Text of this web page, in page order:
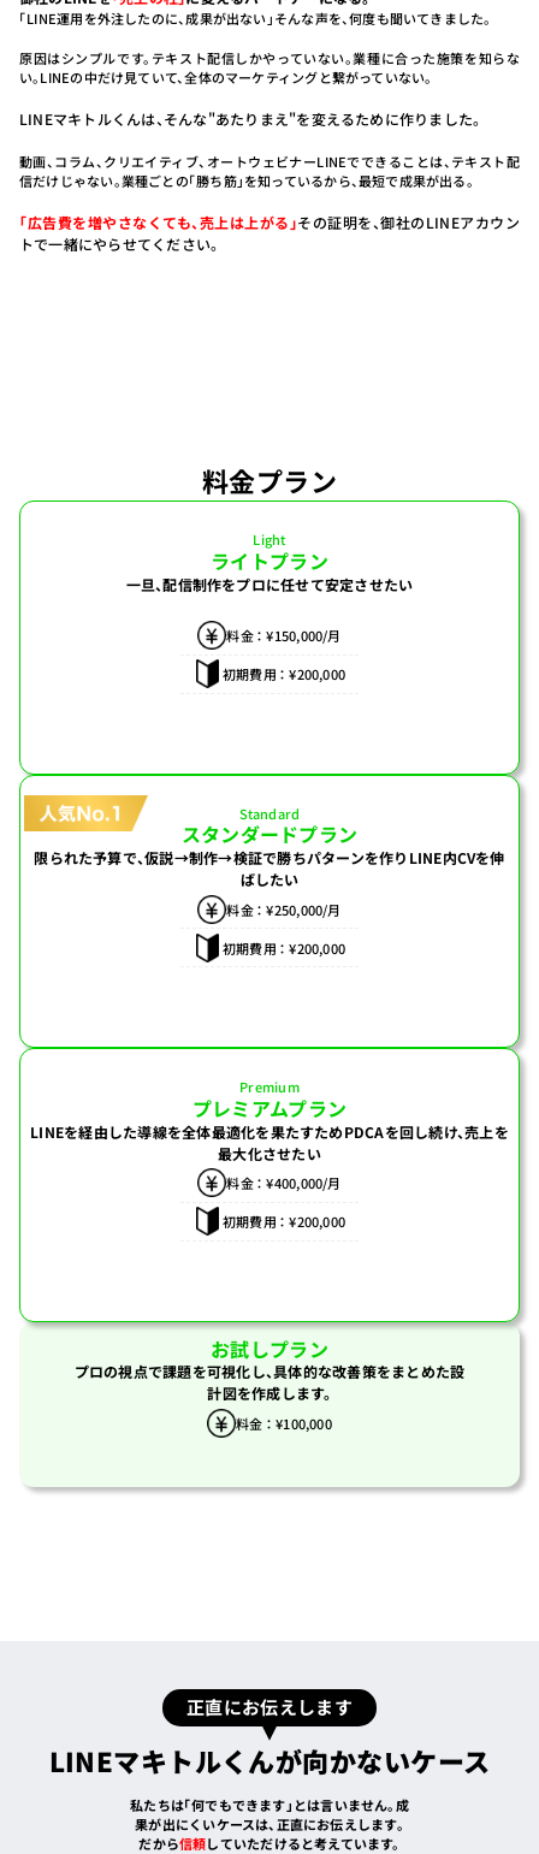
「LINE運用を外注したのに、成果が出ない」そんな声を、何度も聞いてきました。
原因はシンプルです。 テキスト配信しかやっていない。業種に合った施策を知らな
い。LINEの中だけ見ていて、全体のマーケティングと繋がっていない。
LINEマキトルくんは、そんな"あたりまえ"を変えるために作りました。
動画、コラム、クリエイティブ、オートウェビナーLINEでできることは、テキスト配
信だけじゃない。業種ごとの「勝ち筋」を知っているから、最短で成果が出る。
「広告費を増やさなくても、売上は上がる」その証明を、御社のLINEアカウン
トで一緒にやらせてください。
料金プラン
Light
ライトプラン
一旦、配信制作をプロに任せて安定させたい
料金 ： ¥150,000/月
初期費用 ： ¥200,000
Standard
スタンダードプラン
限られた予算で、仮説→制作→検証で勝ちパターンを作り LINE内CVを伸
ばしたい
料金 ： ¥250,000/月
初期費用 ： ¥200,000
Premium
プレミアムプラン
LINEを経由した導線を全体最適化を果たすためPDCAを回し続け、売上を
最大化させたい
料金 ： ¥400,000/月
初期費用 ： ¥200,000
お試しプラン
プロの視点で課題を可視化し、具体的な改善策をまとめた設
計図を作成します。
料金 ： ¥100,000
正直にお伝えします
LINEマキトルくんが向かないケース
私たちは「何でもできます」とは言いません。成
果が出にくいケースは、正直にお伝えします。
だから信頼していただけると考えています。